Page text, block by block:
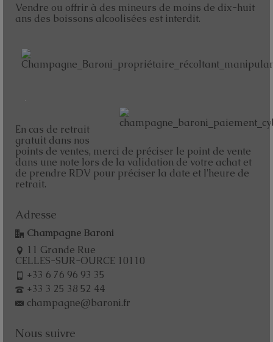
Vendre ou offrir à des mineurs de moins de dix-huit
ans des boissons alcoolisées est interdit.
En cas de retrait
gratuit dans nos
points de ventes, merci de préciser le point de vente
dans une note lors de la validation de votre achat et
de prendre RDV pour préciser la date et l'heure de
retrait.
Adresse
Champagne Baroni
11 Grande Rue
CELLES-SUR-OURCE 10110
+33 6 76 96 93 35
+33 3 25 38 52 44
champagne@baroni.fr
Nous suivre